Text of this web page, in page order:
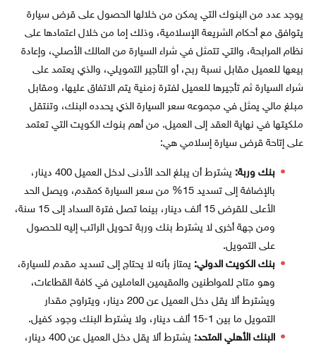
يوجد عدد من البنوك التي يمكن من خلالها الحصول على قرض سيارة
يتوافق مع أحكام الشريعة الإسلامية، وذلك إما من خلال اعتمادها على
نظام المرابحة، والتي تتمثل في شراء السيارة من المالك الأصلي، وإعادة
بيعها للعميل مقابل نسبة ربح، أو التأجير التمويلي، والذي يعتمد على
شراء السيارة ثم تأجيرها للعميل لفترة زمنية يتم الاتفاق عليها، ومقابل
مبلغ مالي يمثل في مجموعه سعر السيارة الذي يحدده البنك، وتنتقل
ملكيتها في نهاية العقد إلى العميل. من أهم بنوك الكويت التي تعتمد
على إتاحة قرض سيارة إسلامي هي:
بنك وربة:
يشترط أن يبلغ الحد الأدنى لدخل العميل 400 دينار،
بالإضافة إلى تسديد 15% من سعر السيارة كمقدم، ويصل الحد
الأعلى للقرض 15 ألف دينار، بينما تصل فترة السداد إلى 15 سنة،
ومن جهة أخرى لا يشترط بنك وربة تحويل الراتب إليه للحصول
على التمويل.
بنك الكويت الدولي: يمتاز بأنه لا يحتاج إلى تسديد مقدم للسيارة،
وهو متاح للمواطنين والمقيمين العاملين في كافة القطاعات،
ويشترط ألا يقل دخل العميل عن 200 دينار، ويتراوح مقدار
التمويل ما بين 1-15 ألف دينار، ولا يشترط البنك وجود كفيل.
البنك الأهلي المتحد:
يشترط ألا يقل دخل العميل عن 400 دينار،